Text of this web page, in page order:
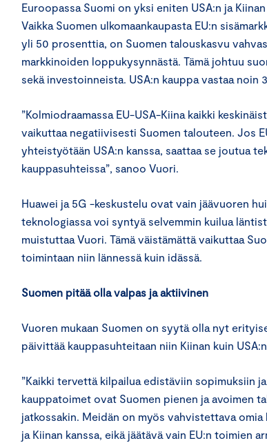
Euroopassa Suomi on yksi eniten USA:n ja
Vaikka Suomen ulkomaankaupasta EU:n
yli 50 prosenttia, on Suomen talouskasvu
markkinoiden loppukysynnästä. Tämä johtuu
sekä investoinneista. USA:n kauppa vastaa noin
”Kolmiodraamassa EU-USA-Kiina kaikki
vaikuttaa negatiivisesti Suomen talouteen. Jos
yhteistyötään USA:n kanssa, saattaa se joutua
kauppasuhteissa”, sanoo Vuori.
Huawei ja 5G -keskustelu ovat vain jäävuoren
teknologiassa voi syntyä selvemmin kuilua
muistuttaa Vuori. Tämä väistämättä vaikuttaa
toimintaan niin lännessä kuin idässä.
Suomen pitää olla valpas ja aktiivinen
Vuoren mukaan Suomen on syytä olla nyt
päivittää kauppasuhteitaan niin Kiinan kuin
”Kaikki tervettä kilpailua edistäviin sopimuksiin
kauppatoimet ovat Suomen pienen ja avoimen
jatkossakin. Meidän on myös vahvistettava
ja Kiinan kanssa, eikä jäätävä vain EU:n toimien